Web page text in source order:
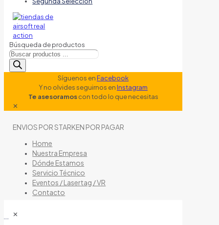
Búsqueda de productos
Síguenos enFacebook
Y no olvides seguirnos enInstagram
Te asesoramoscon todo lo que necesitas
✕
ENVIOS POR STARKEN POR PAGAR
Home
Nuestra Empresa
Dónde Estamos
Servicio Técnico
Eventos / Lasertag / VR
Contacto
✕